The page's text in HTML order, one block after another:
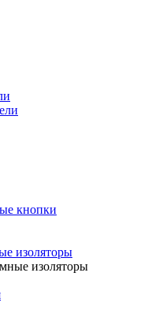
кнопки
изоляторы
изоляторы